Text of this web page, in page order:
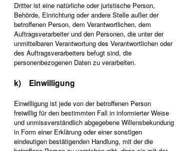
Dritter ist eine natürliche oder juristische Person,
Behörde, Einrichtung oder andere Stelle außer der
betroffenen Person, dem Verantwortlichen, dem
Auftragsverarbeiter und den Personen, die unter der
unmittelbaren Verantwortung des Verantwortlichen oder
des Auftragsverarbeiters befugt sind, die
personenbezogenen Daten zu verarbeiten.
k) Einwilligung
Einwilligung ist jede von der betroffenen Person
freiwillig für den bestimmten Fall in informierter Weise
und unmissverständlich abgegebene Willensbekundung
in Form einer Erklärung oder einer sonstigen
eindeutigen bestätigenden Handlung, mit der die